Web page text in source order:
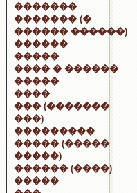
�������
������� (�
������ ������)
������
�����
���� � ������
�����
����
��� (�������
���)
���������
����� (�����
�����)
������ (����)
�����